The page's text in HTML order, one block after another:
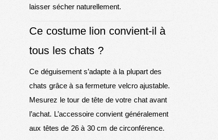
laisser sécher naturellement.
Ce costume lion convient-il à
tous les chats ?
Ce déguisement s’adapte à la plupart des
chats grâce à sa fermeture velcro ajustable.
Mesurez le tour de tête de votre chat avant
l’achat. L’accessoire convient généralement
aux têtes de 26 à 30 cm de circonférence.